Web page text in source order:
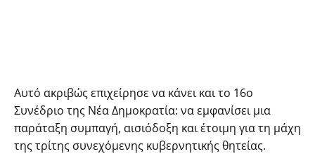
Αυτό ακριβώς επιχείρησε να κάνει και το 16ο
Συνέδριο της Νέα Δημοκρατία: να εμφανίσει μια
παράταξη συμπαγή, αισιόδοξη και έτοιμη για τη μάχη
της τρίτης συνεχόμενης κυβερνητικής θητείας.